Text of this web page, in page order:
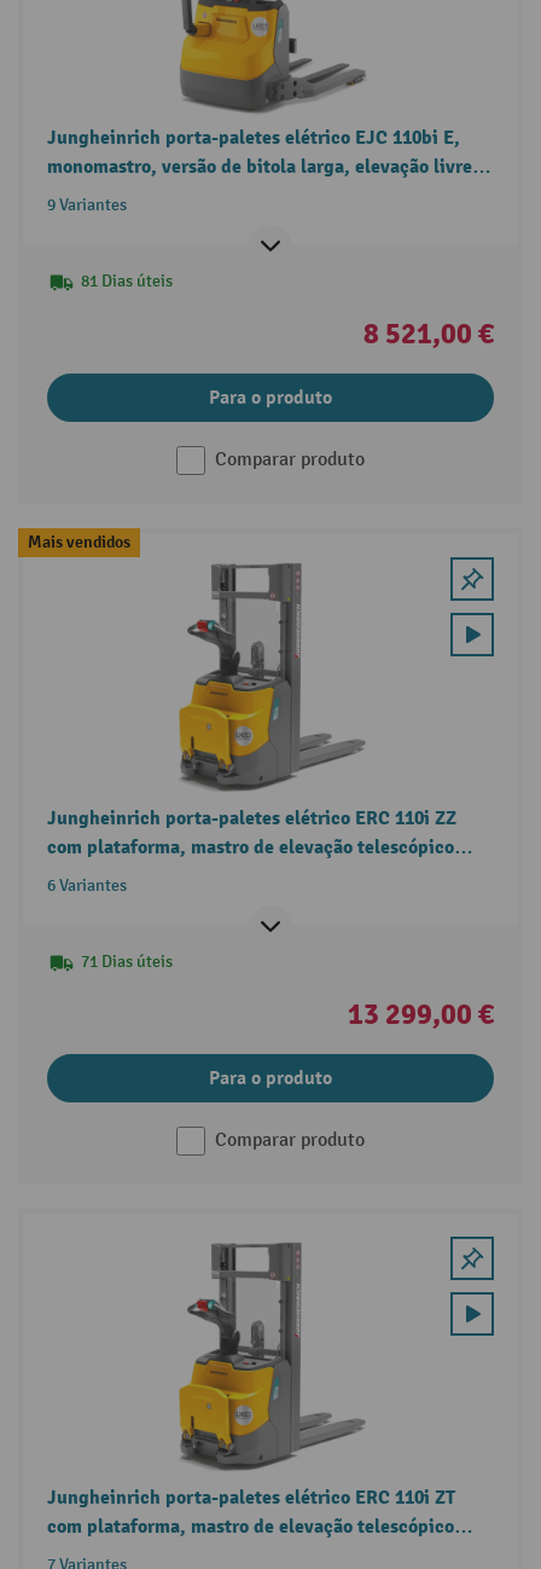
Jungheinrich porta-paletes elétrico EJC 110bi E,
monomastro, versão de bitola larga, elevação livre,
capacidade de carga 1.000 kg
9 Variantes
81 Dias úteis
8 521,00 €
Para o produto
Comparar produto
Mais vendidos
Jungheinrich porta-paletes elétrico ERC 110i ZZ
com plataforma, mastro de elevação telescópico
duplo, capacidade de carga 1.000 kg
6 Variantes
71 Dias úteis
13 299,00 €
Para o produto
Comparar produto
Jungheinrich porta-paletes elétrico ERC 110i ZT
com plataforma, mastro de elevação telescópico
duplo, capacidade de carga de 1.000 kg